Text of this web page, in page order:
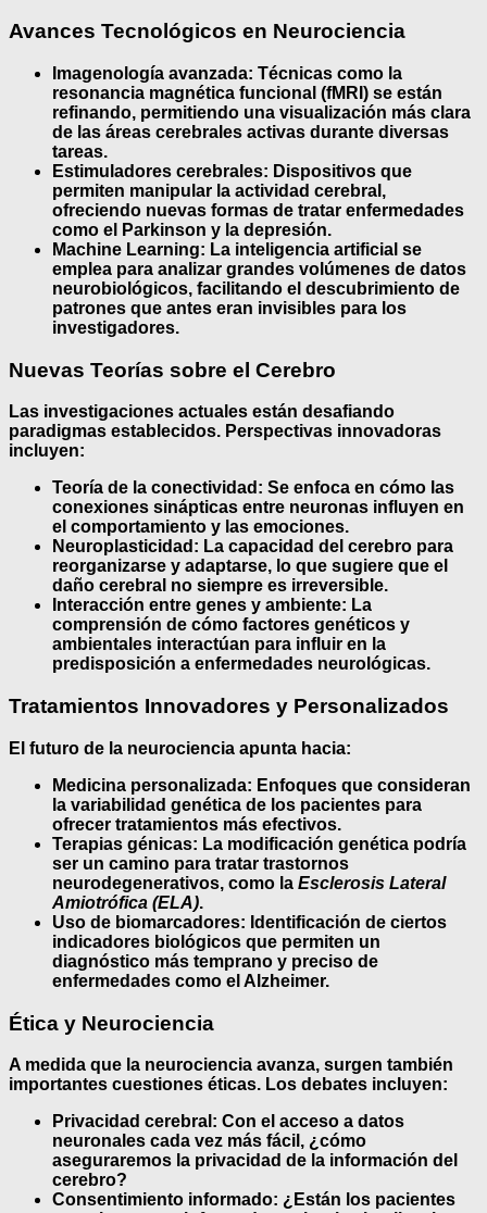
Avances Tecnológicos en Neurociencia
Imagenología avanzada: Técnicas como la
resonancia magnética funcional (fMRI) se están
refinando, permitiendo una visualización más clara
de las áreas cerebrales activas durante diversas
tareas.
Estimuladores cerebrales: Dispositivos que
permiten manipular la actividad cerebral,
ofreciendo nuevas formas de tratar enfermedades
como el Parkinson y la depresión.
Machine Learning: La inteligencia artificial se
emplea para analizar grandes volúmenes de datos
neurobiológicos, facilitando el descubrimiento de
patrones que antes eran invisibles para los
investigadores.
Nuevas Teorías sobre el Cerebro
Las investigaciones actuales están desafiando
paradigmas establecidos. Perspectivas innovadoras
incluyen:
Teoría de la conectividad: Se enfoca en cómo las
conexiones sinápticas entre neuronas influyen en
el comportamiento y las emociones.
Neuroplasticidad: La capacidad del cerebro para
reorganizarse y adaptarse, lo que sugiere que el
daño cerebral no siempre es irreversible.
Interacción entre genes y ambiente: La
comprensión de cómo factores genéticos y
ambientales interactúan para influir en la
predisposición a enfermedades neurológicas.
Tratamientos Innovadores y Personalizados
El futuro de la neurociencia apunta hacia:
Medicina personalizada: Enfoques que consideran
la variabilidad genética de los pacientes para
ofrecer tratamientos más efectivos.
Terapias génicas: La modificación genética podría
ser un camino para tratar trastornos
neurodegenerativos, como la Esclerosis Lateral
Amiotrófica (ELA).
Uso de biomarcadores: Identificación de ciertos
indicadores biológicos que permiten un
diagnóstico más temprano y preciso de
enfermedades como el Alzheimer.
Ética y Neurociencia
A medida que la neurociencia avanza, surgen también
importantes cuestiones éticas. Los debates incluyen:
Privacidad cerebral: Con el acceso a datos
neuronales cada vez más fácil, ¿cómo
aseguraremos la privacidad de la información del
cerebro?
Consentimiento informado: ¿Están los pacientes